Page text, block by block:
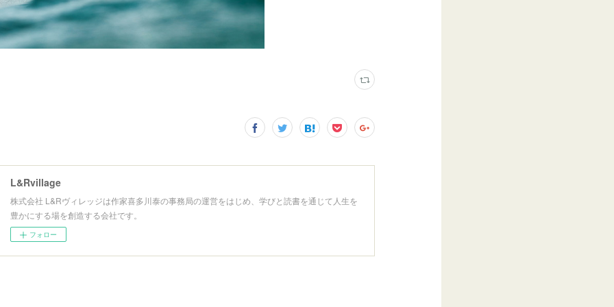
L&Rvillage
株式会社 L&Rヴィレッジは作家喜多川泰の事務局の運営をはじめ、学びと読書を通じて人生を
豊かにする場を創造する会社です。
フォロー